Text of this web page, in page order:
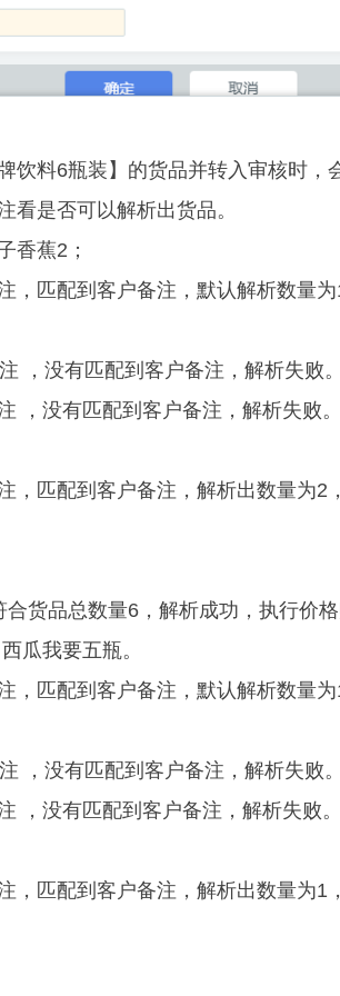
饮料6瓶装】的货品并转入审核时，
看是否可以解析出货品。
香蕉2；
，匹配到客户备注，默认解析数量
，没有匹配到客户备注，解析失败。
，没有匹配到客户备注，解析失败。
，匹配到客户备注，解析出数量为2
货品总数量6，解析成功，执行价
瓜我要五瓶。
，匹配到客户备注，默认解析数量
，没有匹配到客户备注，解析失败。
，没有匹配到客户备注，解析失败。
，匹配到客户备注，解析出数量为1